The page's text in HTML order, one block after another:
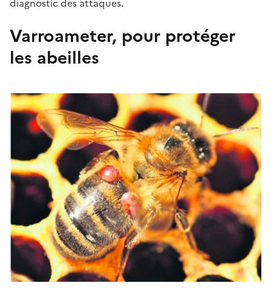
diagnostic des attaques.
Varroameter, pour protéger
les abeilles